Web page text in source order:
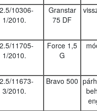
10306-
1/2010.
Granstar
75 DF
11705-
1/2010.
Force 1,5
G
11673-
3/2010.
Bravo 500